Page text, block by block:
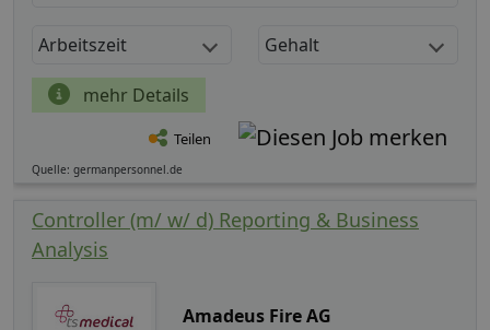
Arbeitszeit Gehalt
mehr Details
Teilen
Quelle: germanpersonnel.de
Controller (m/ w/ d) Reporting & Business
Analysis
Amadeus Fire AG